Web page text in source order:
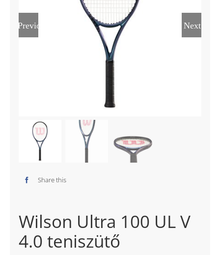
Previous Next
Share this
Wilson Ultra 100 UL V
4.0 teniszütő